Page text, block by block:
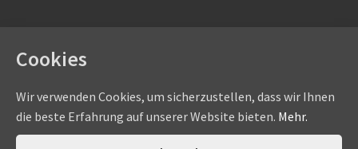
Copyright © byeadams.de/eADAMS GmbH- Sommer-, Nice-,
Cookies
Wir verwenden Cookies, um sicherzustellen, dass wir Ihnen
die beste Erfahrung auf unserer Website bieten. Mehr.